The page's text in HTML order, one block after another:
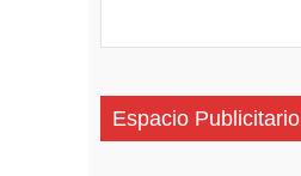
Espacio Publicitario